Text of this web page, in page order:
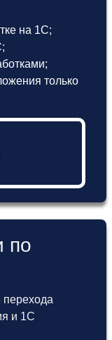
на 1С;
только
по
и 1С